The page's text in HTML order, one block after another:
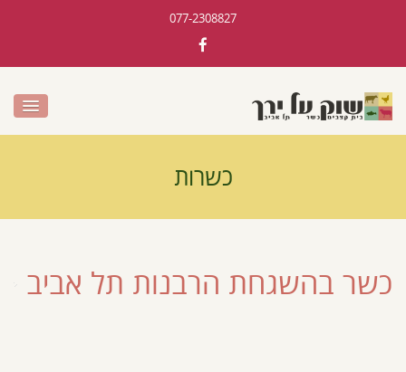
077-2308827
כשרות
כשר בהשגחת הרבנות תל אביב